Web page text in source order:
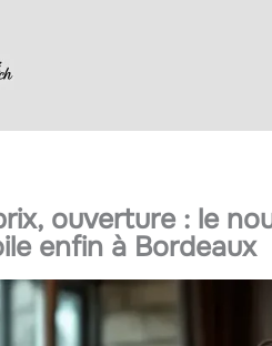
ouverture : le
enfin à Bordeaux